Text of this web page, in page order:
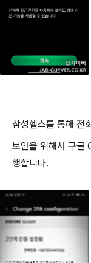
삼성헬스를 통해 전
보안을 위해서 구글
행합니다.